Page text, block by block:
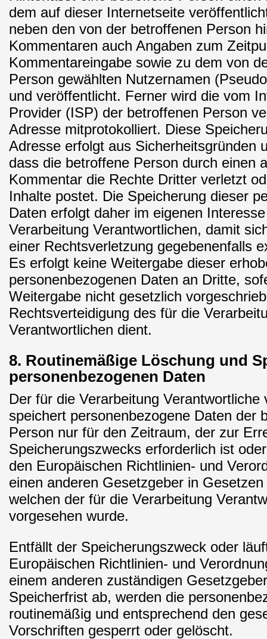
dem auf dieser Internetseite
neben den von der betroffenen Person
Kommentaren auch Angaben zum
Kommentareingabe sowie zu dem von
Person gewählten Nutzernamen
und veröffentlicht. Ferner wird die vom
Provider (ISP) der betroffenen Person
Adresse mitprotokolliert. Diese
Adresse erfolgt aus Sicherheitsgründen
dass die betroffene Person durch einen
Kommentar die Rechte Dritter verletzt
Inhalte postet. Die Speicherung dieser
Daten erfolgt daher im eigenen
Verarbeitung Verantwortlichen, damit
einer Rechtsverletzung gegebenenfalls
Es erfolgt keine Weitergabe dieser
personenbezogenen Daten an Dritte,
Weitergabe nicht gesetzlich
Rechtsverteidigung des für die
Verantwortlichen dient.
8. Routinemäßige Löschung und
personenbezogenen Daten
Der für die Verarbeitung Verantwortliche
speichert personenbezogene Daten der
Person nur für den Zeitraum, der zur
Speicherungszwecks erforderlich ist
den Europäischen Richtlinien- und
einen anderen Gesetzgeber in
welchen der für die Verarbeitung
vorgesehen wurde.
Entfällt der Speicherungszweck oder
Europäischen Richtlinien- und
einem anderen zuständigen
Speicherfrist ab, werden die
routinemäßig und entsprechend den
Vorschriften gesperrt oder gelöscht.